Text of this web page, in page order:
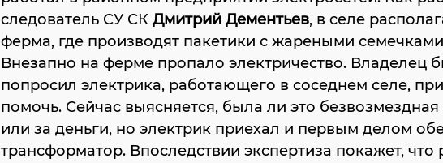
следователь СУ СК Дмитрий Дементьев, в селе
ферма, где производят пакетики с жареными
Внезапно на ферме пропало электричество. Владелец
попросил электрика, работающего в соседнем селе,
помочь. Сейчас выясняется, была ли это
или за деньги, но электрик приехал и первым делом
трансформатор. Впоследствии экспертиза покажет, что